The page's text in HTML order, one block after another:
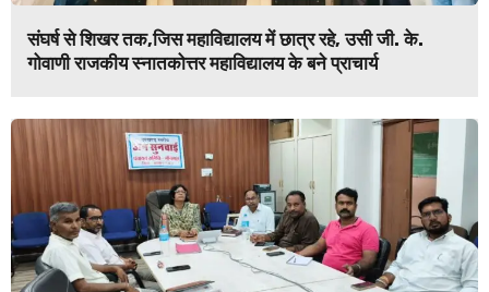
संघर्ष से शिखर तक,जिस महाविद्यालय में छात्र रहे, उसी जी. के.
गोवाणी राजकीय स्नातकोत्तर महाविद्यालय के बने प्राचार्य